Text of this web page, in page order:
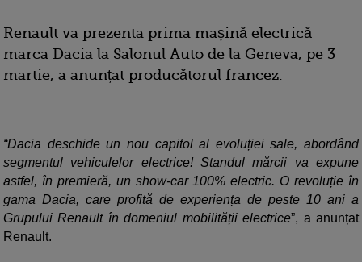
Renault va prezenta prima mașină electrică
marca Dacia la Salonul Auto de la Geneva, pe 3
martie, a anunțat producătorul francez.
“Dacia deschide un nou capitol al evoluției sale, abordând
segmentul vehiculelor electrice! Standul mărcii va expune
astfel, în premieră, un show-car 100% electric. O revoluție în
gama Dacia, care profită de experiența de peste 10 ani a
Grupului Renault în domeniul mobilității electrice”, a anunțat
Renault.